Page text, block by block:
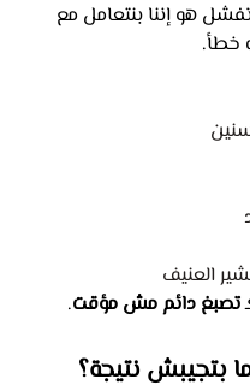
هو إننا بنتعامل مع
خطأ.
العنيف
تصبغ دائم مش مؤقت.
بتجيبش نتيجة؟